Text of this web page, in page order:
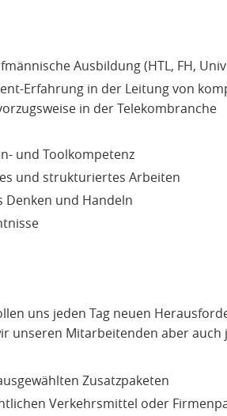
Ausbildung (HTL, FH,
Erfahrung in der Leitung von
in der Telekombranche
und Toolkompetenz
und strukturiertes Arbeiten
und Handeln
uns jeden Tag neuen
unseren Mitarbeitenden aber auch
Zusatzpaketen
Verkehrsmittel oder